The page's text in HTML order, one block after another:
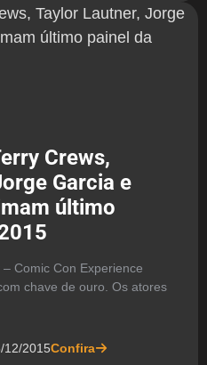
Crews,
Garcia e
último
Comic Con Experience
chave de ouro. Os atores
12/2015Confira